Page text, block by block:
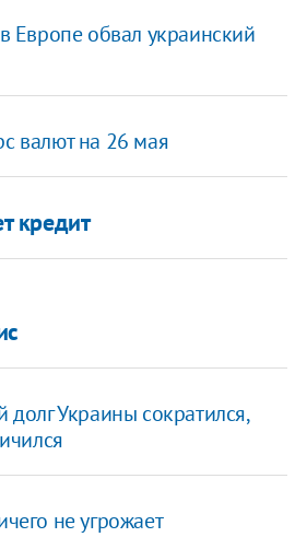
Европе обвал украинский
валют на 26 мая
кредит
Украины сократился,
не угрожает